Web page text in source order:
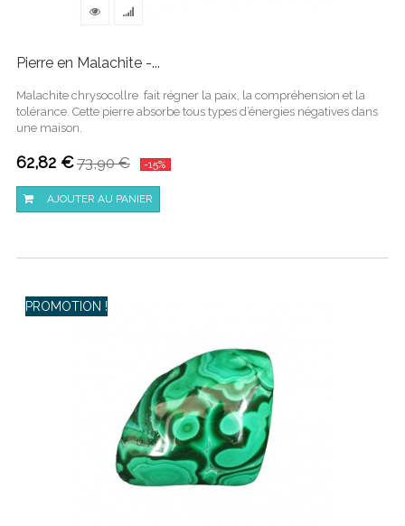
Pierre en Malachite -...
Malachite chrysocollre fait régner la paix, la compréhension et la
tolérance. Cette pierre absorbe tous types d’énergies négatives dans
une maison.
62,82 €73,90 € -15%
AJOUTER AU PANIER
PROMOTION !